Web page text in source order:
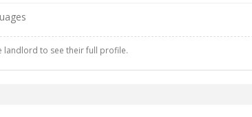
landlord to see their full profile.